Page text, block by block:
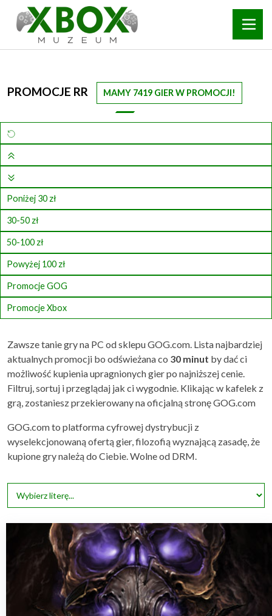
PROMOCJE RR MAMY 7419 GIER W PROMOCJI!
Poniżej 30 zł
30-50 zł
50-100 zł
Powyżej 100 zł
Promocje GOG
Promocje Xbox
Zawsze tanie gry na PC od sklepu GOG.com. Lista najbardziej
aktualnych promocji bo odświeżana co 30 minut by dać ci
możliwość kupienia upragnionych gier po najniższej cenie.
Filtruj, sortuj i przeglądaj jak ci wygodnie. Klikając w kafelek z
grą, zostaniesz przekierowany na oficjalną stronę GOG.com
GOG.com to platforma cyfrowej dystrybucji z
wyselekcjonowaną ofertą gier, filozofią wyznającą zasadę, że
kupione gry należą do Ciebie. Wolne od DRM.